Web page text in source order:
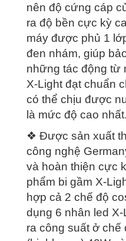
nên độ cứng cáp
ra độ bền cực kỳ
máy được phủ 1
đen nhám, giúp
những tác động từ
X-Light đạt chuẩn
có thể chịu được
là mức độ cao nhất.
❖ Được sản xuất
công nghệ
và hoàn thiện cực
phẩm bi gầm X-
hợp cả 2 chế độ
dụng 6 nhân led
ra công suất ở chế